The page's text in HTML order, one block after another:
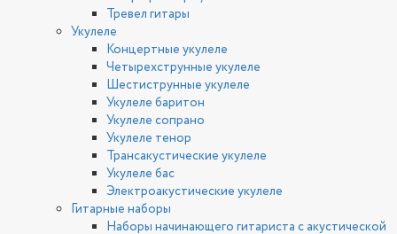
Тревел гитары
Укулеле
Концертные укулеле
Четырехструнные укулеле
Шестиструнные укулеле
Укулеле баритон
Укулеле сопрано
Укулеле тенор
Трансакустические укулеле
Укулеле бас
Электроакустические укулеле
Гитарные наборы
Наборы начинающего гитариста с акустической